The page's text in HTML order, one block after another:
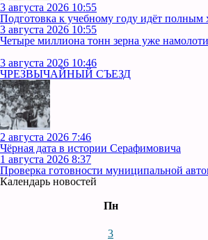
3 августа 2026 10:55
Подготовка к учебному году идёт полным
3 августа 2026 10:55
Четыре миллиона тонн зерна уже
3 августа 2026 10:46
ЧРЕЗВЫЧАЙНЫЙ СЪЕЗД
2 августа 2026 7:46
Чёрная дата в истории Серафимовича
1 августа 2026 8:37
Проверка готовности муниципальной
Календарь новостей
Пн
3